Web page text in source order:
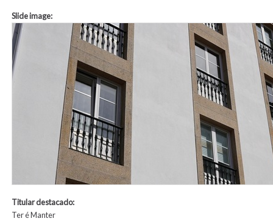
Slide image:
Titular destacado:
Ter é Manter